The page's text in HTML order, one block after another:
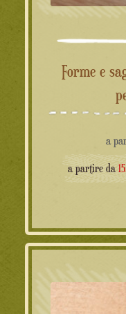
Forme e sagome in legno massello
a
a partire da